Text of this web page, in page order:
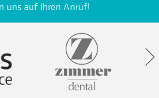
uns auf Ihren Anruf!